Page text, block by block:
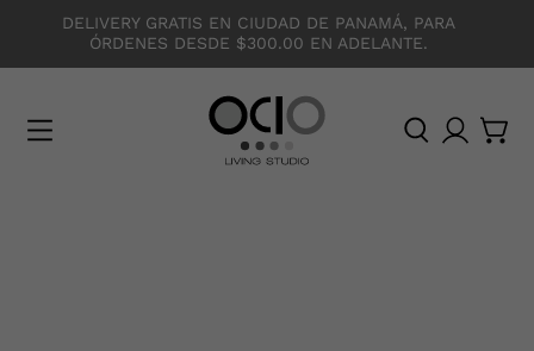
DELIVERY GRATIS EN CIUDAD DE PANAMÁ, PARA
ÓRDENES DESDE $300.00 EN ADELANTE.